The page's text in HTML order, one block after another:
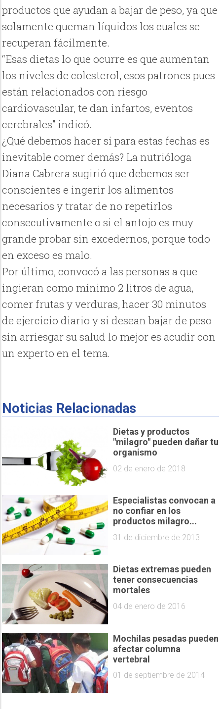
productos que ayudan a bajar de peso, ya que
solamente queman líquidos los cuales se
recuperan fácilmente.
“Esas dietas lo que ocurre es que aumentan
los niveles de colesterol, esos patrones pues
están relacionados con riesgo
cardiovascular, te dan infartos, eventos
cerebrales” indicó.
¿Qué debemos hacer si para estas fechas es
inevitable comer demás? La nutrióloga
Diana Cabrera sugirió que debemos ser
conscientes e ingerir los alimentos
necesarios y tratar de no repetirlos
consecutivamente o si el antojo es muy
grande probar sin excedernos, porque todo
en exceso es malo.
Por último, convocó a las personas a que
ingieran como mínimo 2 litros de agua,
comer frutas y verduras, hacer 30 minutos
de ejercicio diario y si desean bajar de peso
sin arriesgar su salud lo mejor es acudir con
un experto en el tema.
Noticias Relacionadas
Dietas y productos
"milagro" pueden dañar tu
organismo
02 de enero de 2018
Especialistas convocan a
no confiar en los
productos milagro...
31 de diciembre de 2013
Dietas extremas pueden
tener consecuencias
mortales
04 de enero de 2016
Mochilas pesadas pueden
afectar columna
vertebral
01 de septiembre de 2014